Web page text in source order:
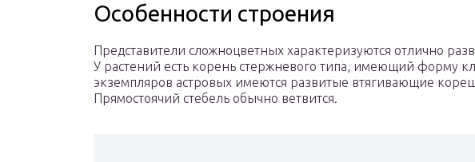
Особенности строения
Представители сложноцветных характеризуются отлично
У растений есть корень стержневого типа, имеющий форму
экземпляров астровых имеются развитые втягивающие
Прямостоячий стебель обычно ветвится.